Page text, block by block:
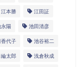
江本勝 江田証
永陽 池田清彦
香代子 池谷裕二
綸太郎 浅倉秋成